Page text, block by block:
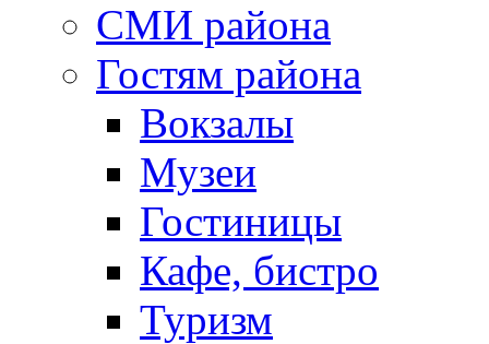
СМИ района
Гостям района
Вокзалы
Музеи
Гостиницы
Кафе, бистро
Туризм